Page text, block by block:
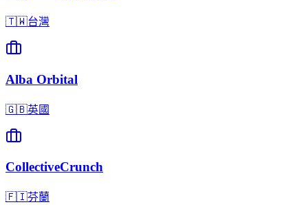
🇹🇼台灣
Alba Orbital
🇬🇧英國
CollectiveCrunch
🇫🇮芬蘭